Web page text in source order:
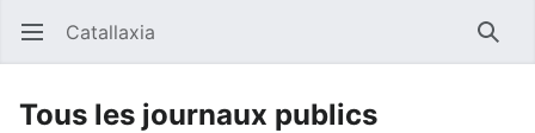
Ouvrir le menu principal Catallaxia
Tous les journaux publics